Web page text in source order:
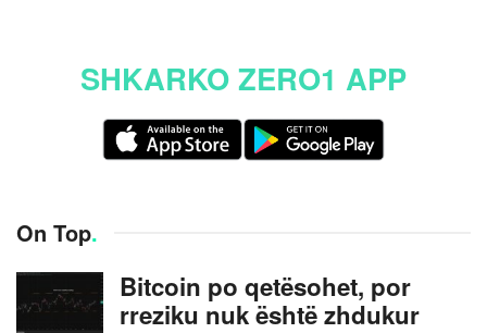
SHKARKO ZERO1 APP
On Top.
Bitcoin po qetësohet, por
rreziku nuk është zhdukur